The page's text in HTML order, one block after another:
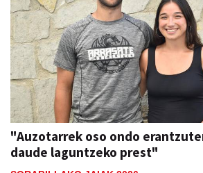
"Auzotarrek oso ondo
daude laguntzeko prest"